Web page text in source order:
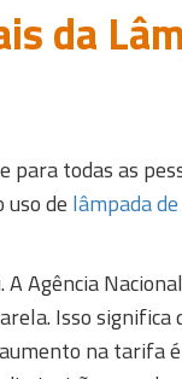
da
todas as
de lâmpada
Agência
Isso significa
na tarifa